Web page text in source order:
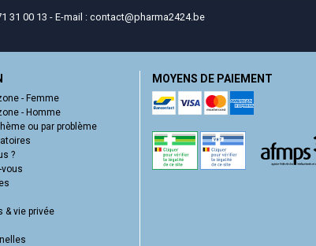
31 00 13 - E-mail : contact@pharma2424.be
- Femme
- Homme
ou par problème
?
vous
& vie privée
MOYENS DE PAIEMENT